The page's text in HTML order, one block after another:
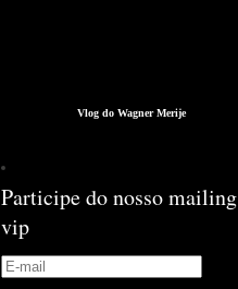
Vlog do Wagner Merije
Participe do nosso mailing
vip